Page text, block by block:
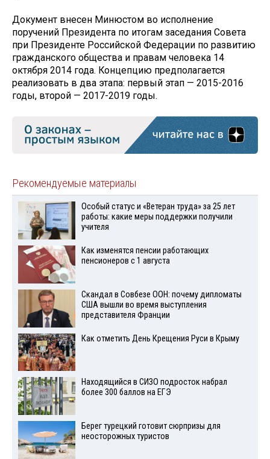
Документ внесен Минюстом во исполнение
поручений Президента по итогам заседания Совета
при Президенте Российской Федерации по развитию
гражданского общества и правам человека 14
октября 2014 года. Концепцию предполагается
реализовать в два этапа: первый этап — 2015-2016
годы, второй — 2017-2019 годы.
Рекомендуемые материалы
Особый статус и «Ветеран труда» за 25 лет
работы: какие меры поддержки получили
учителя
Как изменятся пенсии работающих
пенсионеров с 1 августа
Скандал в Совбезе ООН: почему дипломаты
США вышли во время выступления
представителя Франции
Как отметить День Крещения Руси в Крыму
Находящийся в СИЗО подросток набрал
более 300 баллов на ЕГЭ
Берег турецкий готовит сюрпризы для
неосторожных туристов